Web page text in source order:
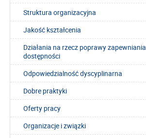
Struktura organizacyjna
Jakość kształcenia
Działania na rzecz poprawy zapewniania
dostępności
Odpowiedzialność dyscyplinarna
Dobre praktyki
Oferty pracy
Organizacje i związki